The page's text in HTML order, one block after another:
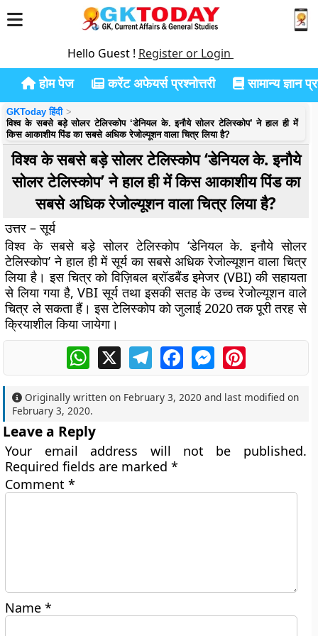
Hello Guest ! Register or Login
होम पेज करेंट अफेयर्स प्रश्नोत्तरी सामान्य ज्ञान
GKToday हिंदी
विश्व के सबसे बड़े सोलर टेलिस्कोप ‘डेनियल के. इनौये सोलर टेलिस्कोप’ ने हाल ही में
किस आकाशीय पिंड का सबसे अधिक रेजोल्यूशन वाला चित्र लिया है?
विश्व के सबसे बड़े सोलर टेलिस्कोप ‘डेनियल के. इनौये
सोलर टेलिस्कोप’ ने हाल ही में किस आकाशीय पिंड का
सबसे अधिक रेजोल्यूशन वाला चित्र लिया है?
उत्तर – सूर्य
विश्व के सबसे बड़े सोलर टेलिस्कोप ‘डेनियल के. इनौये सोलर
टेलिस्कोप’ ने हाल ही में सूर्य का सबसे अधिक रेजोल्यूशन वाला चित्र
लिया है। इस चित्र को विज़िबल ब्रॉडबैंड इमेजर (VBI) की सहायता
से लिया गया है, VBI सूर्य तथा इसकी सतह के उच्च रेजोल्यूशन वाले
चित्र ले सकता हैं। इस टेलिस्कोप को जुलाई 2020 तक पूरी तरह से
क्रियाशील किया जायेगा।
WhatsApp
X TelegramFacebookMessengerPinterest
Originally written on February 3, 2020 and last modified on
February 3, 2020.
Leave a Reply
Your email address will not be published.
Required fields are marked*
Comment*
Name*